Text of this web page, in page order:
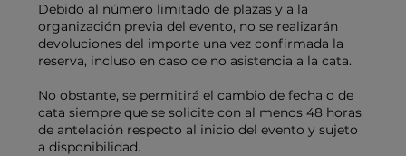
Debido al número limitado de plazas y a la
organización previa del evento, no se realizarán
devoluciones del importe una vez confirmada la
reserva, incluso en caso de no asistencia a la cata.
No obstante, se permitirá el cambio de fecha o de
cata siempre que se solicite con al menos 48 horas
de antelación respecto al inicio del evento y sujeto
a disponibilidad.